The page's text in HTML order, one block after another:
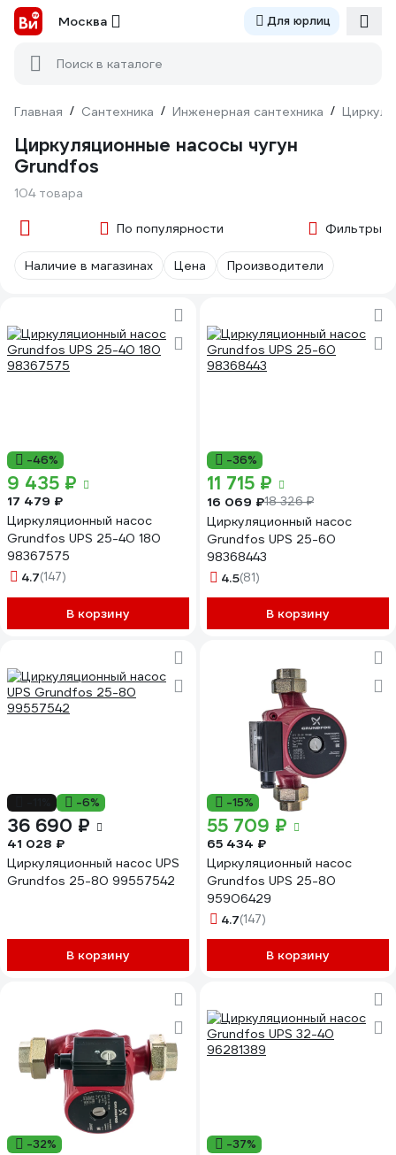
Москва Для юрлиц
Поиск в каталоге
Главная / Сантехника / Инженерная сантехника /
Циркуляционные насосы чугун
Grundfos
104 товара
По популярности Фильтры
Наличие в магазинах Цена Производители
-46%
9 435 ₽
17 479 ₽
Циркуляционный насос
Grundfos UPS 25-40 180
98367575
4.7(147)
В корзину
-36%
11 715 ₽
16 069 ₽18 326 ₽
Циркуляционный насос
Grundfos UPS 25-60
98368443
4.5(81)
В корзину
-6%
36 690 ₽
41 028 ₽
Циркуляционный насос UPS
Grundfos 25-80 99557542
В корзину
-15%
55 709 ₽
65 434 ₽
Циркуляционный насос
Grundfos UPS 25-80
95906429
4.7(147)
В корзину
-32% -37%